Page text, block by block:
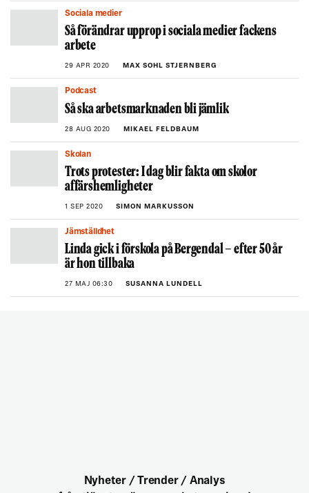
Sociala medier
Så förändrar upprop i sociala medier fackens
arbete
29 APR 2020 MAX SOHL STJERNBERG
Podcast
Så ska arbetsmarknaden bli jämlik
28 AUG 2020 MIKAEL FELDBAUM
Skolan
Trots protester: I dag blir fakta om skolor
affärshemligheter
1 SEP 2020 SIMON MARKUSSON
Jämställdhet
Linda gick i förskola på Bergendal – efter 50 år
är hon tillbaka
27 MAJ 06:30 SUSANNA LUNDELL
Nyheter / Trender / Analys